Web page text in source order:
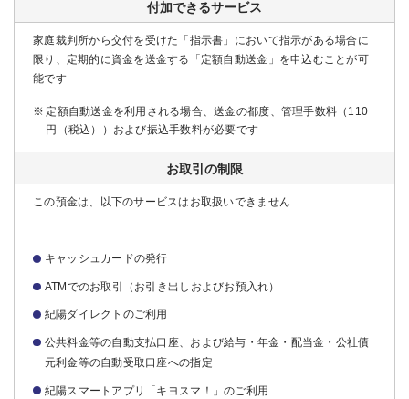
付加できるサービス
家庭裁判所から交付を受けた「指示書」において指示がある場合に
限り、定期的に資金を送金する「定額自動送金」を申込むことが可
能です
定額自動送金を利用される場合、送金の都度、管理手数料（110
円（税込））および振込手数料が必要です
お取引の制限
この預金は、以下のサービスはお取扱いできません
キャッシュカードの発行
ATMでのお取引（お引き出しおよびお預入れ）
紀陽ダイレクトのご利用
公共料金等の自動支払口座、および給与・年金・配当金・公社債
元利金等の自動受取口座への指定
紀陽スマートアプリ「キヨスマ！」のご利用